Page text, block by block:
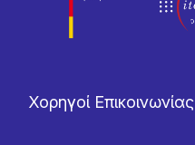
Χορηγοί Επικοινωνίας